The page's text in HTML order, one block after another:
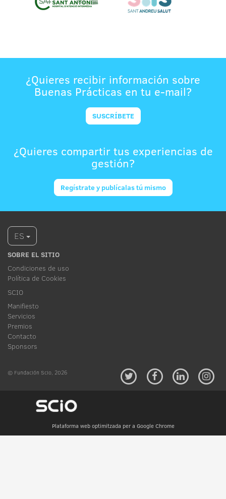
¿Quieres recibir información sobre
Buenas Prácticas en tu e-mail?
SUSCRÍBETE
¿Quieres compartir tus experiencias de
gestión?
Regístrate y publícalas tú mismo
ES
SOBRE EL SITIO
Condiciones de uso
Política de Cookies
SCIO
Manifiesto
Servicios
Premios
Contacto
Sponsors
© Fundación Scio, 2026
Plataforma web optimitzada per a Google Chrome